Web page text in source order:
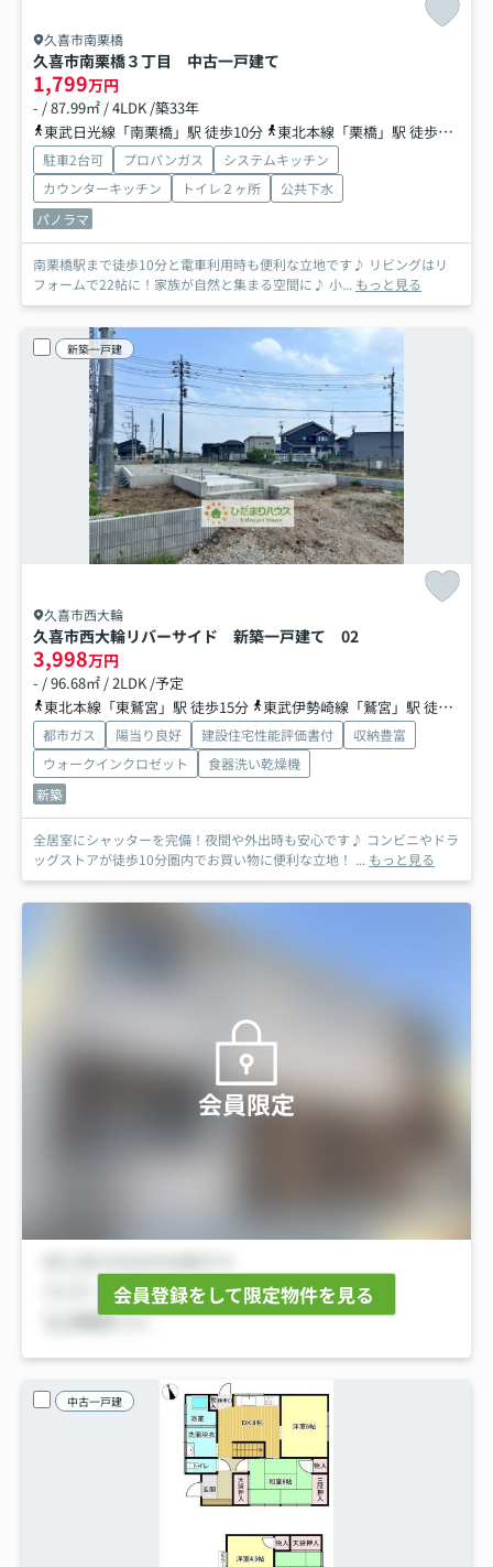
久喜市南栗橋
久喜市南栗橋３丁目 中古一戸建て
1,799万円
- / 87.99㎡ / 4LDK /築33年
東武日光線「南栗橋」駅 徒歩10分
東北本線「栗橋」駅 徒歩42分
駐車2台可 プロパンガス
システムキッチン
カウンターキッチン
トイレ２ヶ所
公共下水
パノラマ
南栗橋駅まで徒歩10分と電車利用時も便利な立地です♪ リビングはリ
フォームで22帖に！家族が自然と集まる空間に♪ 小... もっと見る
新築一戸建
久喜市西大輪
久喜市西大輪リバーサイド 新築一戸建て 02
3,998万円
- / 96.68㎡ / 2LDK /予定
東北本線「東鷲宮」駅 徒歩15分
東武伊勢崎線「鷲宮」駅 徒歩20分
都市ガス 陽当り良好 建設住宅性能評価書付
収納豊富
ウォークインクロゼット
食器洗い乾燥機
新築
全居室にシャッターを完備！夜間や外出時も安心です♪ コンビニやドラ
ッグストアが徒歩10分圏内でお買い物に便利な立地！ ... もっと見る
会員限定
会員登録をして限定物件を見る
中古一戸建